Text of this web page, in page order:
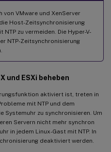
VMware und XenServer
Host-Zeitsynchronisierung
zu vermeiden. Die Hyper-V-
NTP-Zeitsynchronisierung
und ESXi beheben
aktiviert ist, treten in
mit NTP und dem
Systemuhr zu synchronisieren. Um
Servern nicht mehr synchron
in jedem Linux-Gast mit NTP. In
deaktiviert werden.